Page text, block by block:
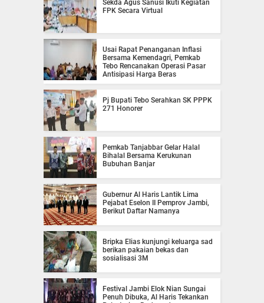
Sekda Agus Sanusi Ikuti Kegiatan
FPK Secara Virtual
Usai Rapat Penanganan Inflasi
Bersama Kemendagri, Pemkab
Tebo Rencanakan Operasi Pasar
Antisipasi Harga Beras
Pj Bupati Tebo Serahkan SK PPPK
271 Honorer
Pemkab Tanjabbar Gelar Halal
Bihalal Bersama Kerukunan
Bubuhan Banjar
Gubernur Al Haris Lantik Lima
Pejabat Eselon II Pemprov Jambi,
Berikut Daftar Namanya
Bripka Elias kunjungi keluarga sad
berikan pakaian bekas dan
sosialisasi 3M
Festival Jambi Elok Nian Sungai
Penuh Dibuka, Al Haris Tekankan